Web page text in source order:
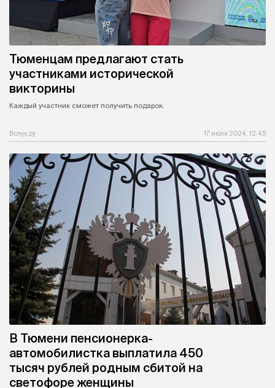
Тюменцам предлагают стать
участниками исторической
викторины
Каждый участник сможет получить подарок.
Вслух.ру 17 июля 2024, 12:45
В Тюмени пенсионерка-
автомобилистка выплатила 450
тысяч рублей родным сбитой на
светофоре женщины